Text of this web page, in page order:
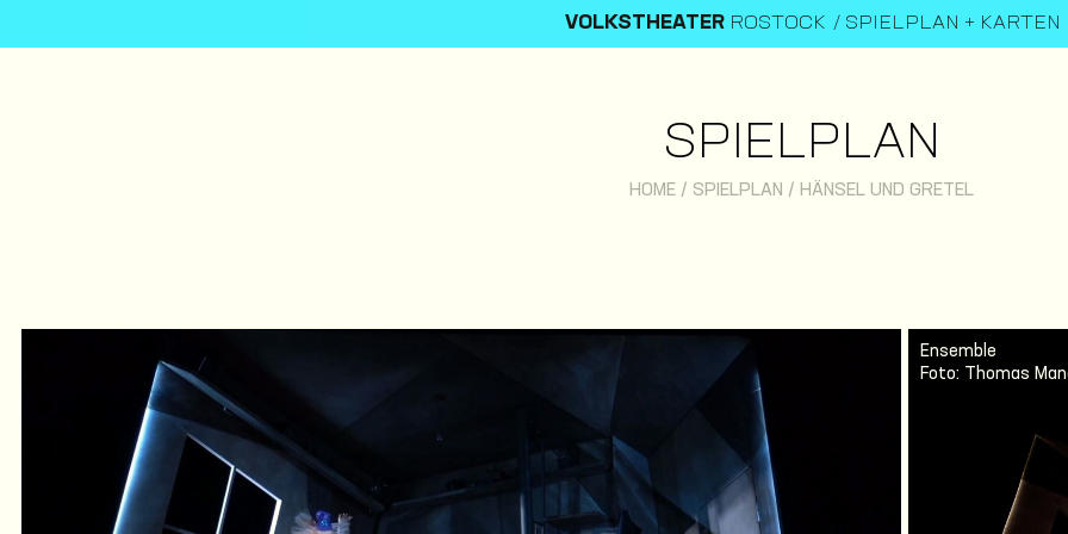
VOLKSTHEATER ROSTOCK SPIELPLAN + KARTEN
SPIELPLAN
HOME/ SPIELPLAN / HÄNSEL UND GRETEL
Ensemble
Foto: Thomas